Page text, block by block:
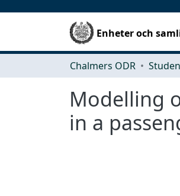
Enheter och
Chalmers ODR
Modelling
in a